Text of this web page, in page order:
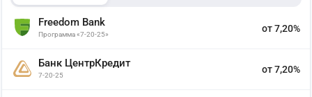
Freedom Bank
Программа «7-20-25»
от 7,20%
Банк ЦентрКредит
7-20-25
от 7,20%